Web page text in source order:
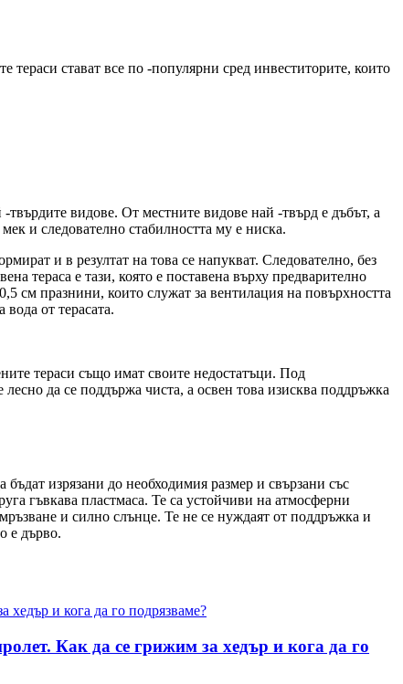
тераси стават все по -популярни сред инвеститорите, които
твърдите видове. От местните видове най -твърд е дъбът, а
и следователно стабилността му е ниска.
и в резултат на това се напукват. Следователно, без
тераса е тази, която е поставена върху предварително
см празнини, които служат за вентилация на повърхността
от терасата.
тераси също имат своите недостатъци. Под
да се поддържа чиста, а освен това изисква поддръжка
изрязани до необходимия размер и свързани със
гъвкава пластмаса. Те са устойчиви на атмосферни
и силно слънце. Те не се нуждаят от поддръжка и
е дърво.
Как да се грижим за хедър и кога да го